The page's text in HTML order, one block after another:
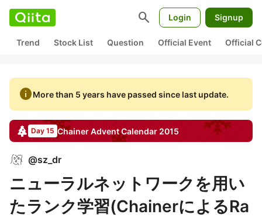
search Login Signup
Trend Stock List Question Official Event Official
infoMore than 5 years have passed since last update.
Day 15 ChainerAdvent Calendar 2015
@sz_dr
ニューラルネットワークを用い
たランク学習(ChainerによるRa